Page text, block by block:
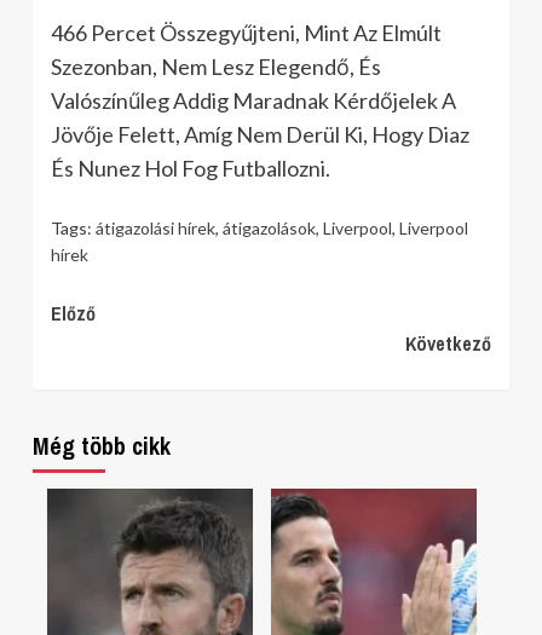
466 Percet Összegyűjteni, Mint Az Elmúlt
Szezonban, Nem Lesz Elegendő, És
Valószínűleg Addig Maradnak Kérdőjelek A
Jövője Felett, Amíg Nem Derül Ki, Hogy Diaz
És Nunez Hol Fog Futballozni.
Tags: átigazolási hírek, átigazolások, Liverpool, Liverpool
hírek
Continue
Előző
Következő
Még több cikk